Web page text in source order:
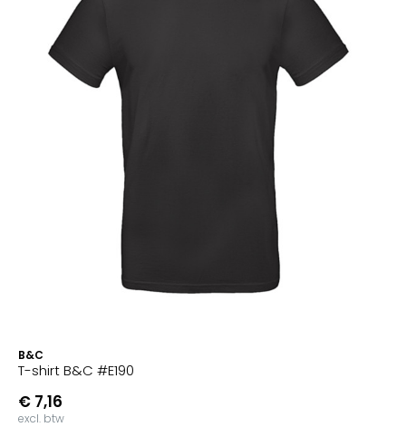
B&C
T-shirt B&C #E190
€ 7,16
excl. btw